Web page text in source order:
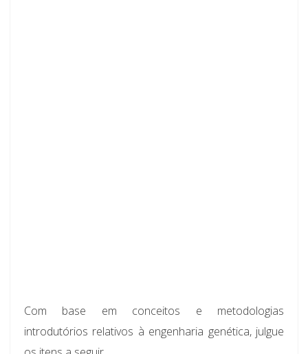
Com base em conceitos e metodologias
introdutórios relativos à engenharia genética, julgue